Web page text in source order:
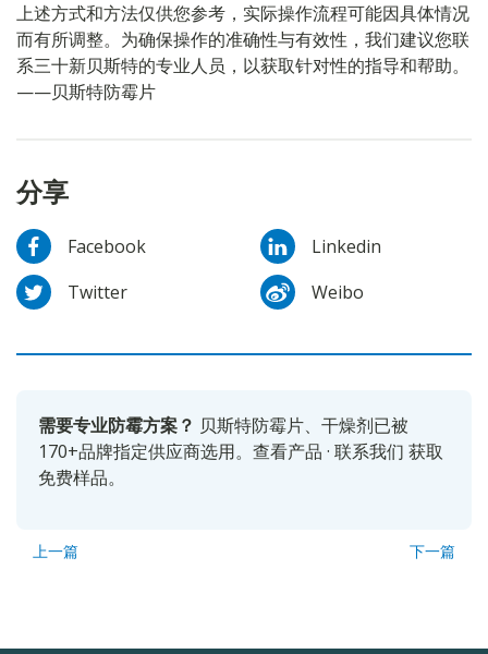
上述方式和方法仅供您参考，实际操作流程可能因具体情况
而有所调整。为确保操作的准确性与有效性，我们建议您联
系三十新贝斯特的专业人员，以获取针对性的指导和帮助。
——贝斯特防霉片
分享
Facebook
Linkedin
Twitter
Weibo
需要专业防霉方案？ 贝斯特防霉片、干燥剂已被
170+品牌指定供应商选用。 查看产品 · 联系我们 获取
免费样品。
上一篇 下一篇